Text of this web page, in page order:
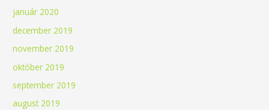
január 2020
december 2019
november 2019
október 2019
september 2019
august 2019